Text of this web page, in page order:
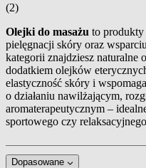
(2)
Olejki do masażu to produkty
pielęgnacji skóry oraz
kategorii znajdziesz naturalne
dodatkiem olejków
elastyczność skóry i
o działaniu nawilżającym,
aromaterapeutycznym –
sportowego czy
Dopasowane